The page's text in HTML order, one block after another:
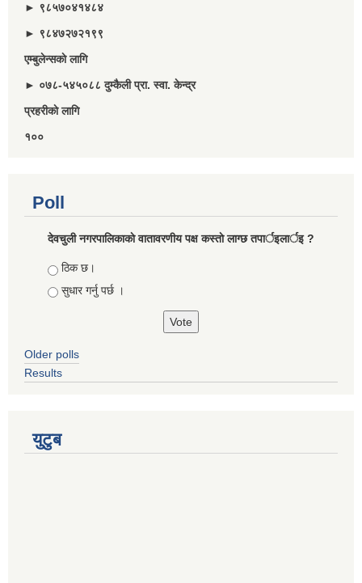
► ९८५७०४१४८४
► ९८४७२७२१९९
एम्बुलेन्सकाे लागि
► ०७८-५४५०८८ दुम्कैली प्रा. स्वा. केन्द्र
प्रहरीकाे लागि
१००
Poll
देवचुली नगरपालिकाकाे वातावरणीय पक्ष कस्ताे लाग्छ तपार्इलार्इ ?
Choices
ठिक छ।
सुधार गर्नु पर्छ ।
Older polls
Results
युटुब